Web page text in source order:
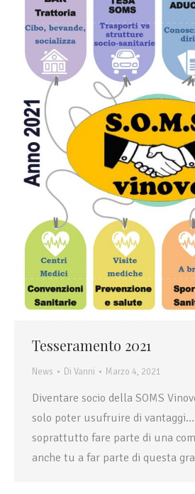
Tesseramento 2021
News Di Vanni Marzo 4, 2021
Diventare socio della SOMS
solo poter usufruire di
soprattutto fare parte di una
anche tu a far parte di questa